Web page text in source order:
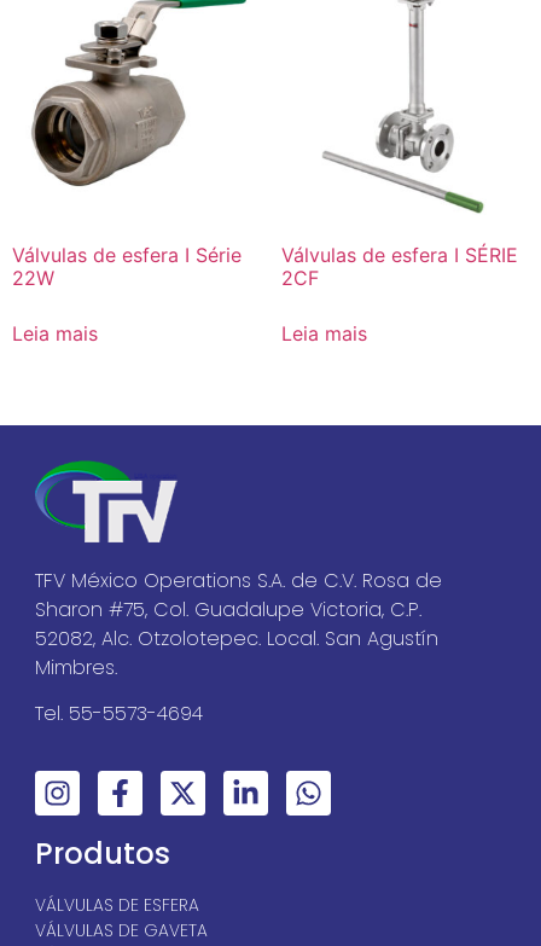
Válvulas de esfera I Série
22W
Leia mais
Válvulas de esfera I SÉRIE
2CF
Leia mais
TFV México Operations S.A. de C.V. Rosa de
Sharon #75, Col. Guadalupe Victoria, C.P.
52082, Alc. Otzolotepec. Local. San Agustín
Mimbres.
Tel. 55-5573-4694
Produtos
VÁLVULAS DE ESFERA
VÁLVULAS DE GAVETA